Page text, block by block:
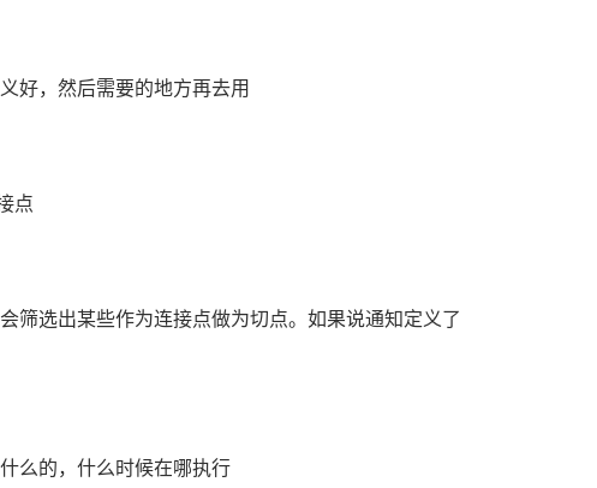
好，然后需要的地方再去用
点
筛选出某些作为连接点做为切点。如果说通知定义了
么的，什么时候在哪执行